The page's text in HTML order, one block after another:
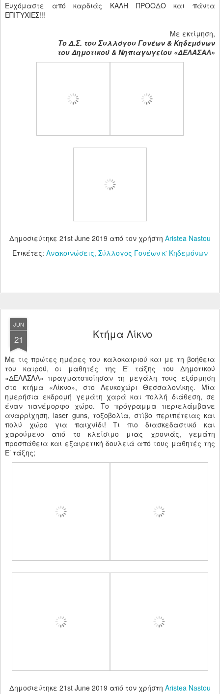
Ευχόμαστε από καρδιάς ΚΑΛΗ ΠΡΟΟΔΟ και πάντα
ΕΠΙΤΥΧΙΕΣ!!!
Με εκτίμηση,
Το Δ.Σ. του Συλλόγου Γονέων & Κηδεμόνων
του Δημοτικού & Νηπιαγωγείου «ΔΕΛΑΣΑΛ»
Δημοσιεύτηκε 21st June 2019 από τον χρήστη Aristea Nastou
Ετικέτες: Ανακοινώσεις Σύλλογος Γονέων κ' Κηδεμόνων
JUN
21 Κτήμα Λίκνο
Με τις πρώτες ημέρες του καλοκαιριού και με τη βοήθεια
του καιρού, οι μαθητές της E’ τάξης του Δημοτικού
«ΔΕΛΑΣΑΛ» πραγματοποίησαν τη μεγάλη τους εξόρμηση
στο κτήμα «Λίκνο», στο Λευκοχώρι Θεσσαλονίκης. Μία
ημερήσια εκδρομή γεμάτη χαρά και πολλή διάθεση, σε
έναν πανέμορφο χώρο. Το πρόγραμμα περιελάμβανε
αναρρίχηση, laser guns, τοξοβολία, στίβο περιπέτειας και
πολύ χώρο για παιχνίδι! Τι πιο διασκεδαστικό και
χαρούμενο από το κλείσιμο μιας χρονιάς, γεμάτη
προσπάθεια και εξαιρετική δουλειά από τους μαθητές της
Ε’ τάξης;
Δημοσιεύτηκε 21st June 2019 από τον χρήστη Aristea Nastou